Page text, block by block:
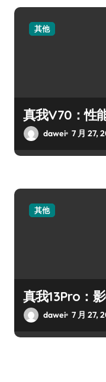
其他
真我V70：性
dawei 7 月 27,
其他
真我13Pro：
dawei 7 月 27,